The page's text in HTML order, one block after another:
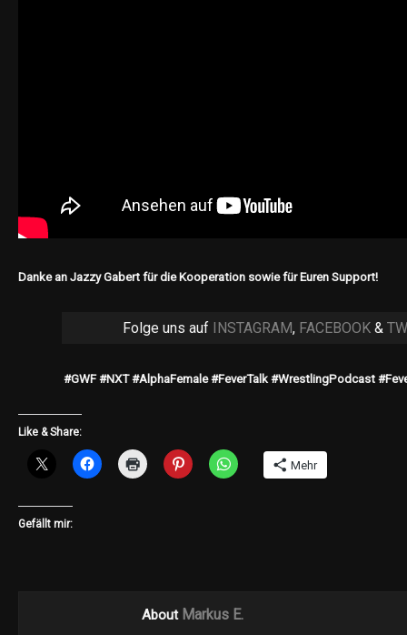
Danke an Jazzy Gabert für die Kooperation sowie für Euren Support!
Folge uns auf INSTAGRAM, FACEBOOK&
#GWF #NXT #AlphaFemale #FeverTalk #WrestlingPodcast
Like & Share:
Mehr
Gefällt mir:
About Markus E.